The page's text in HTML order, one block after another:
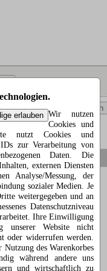
Wir nutzen
Cookies und
nutzt Cookies und
zur Verarbeitung von
Daten. Die
externen Diensten
Analyse/Messung, der
sozialer Medien. Je
weitergegeben und an
Datenschutzniveau
Ihre Einwilligung
Website nicht
oder widerrufen werden.
des Warenkorbes
während andere uns
und wirtschaftlich zu
auf.
zeigte sich
Aufsätzen.